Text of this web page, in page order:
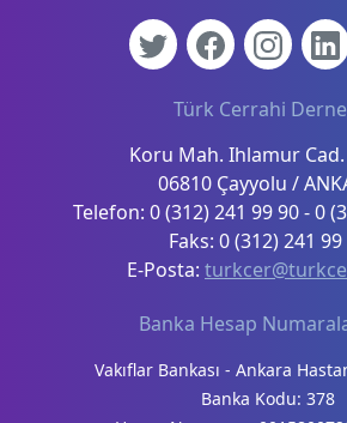
Türk Cerrahi
Koru Mah. Ihlamur
06810 Çayyolu /
Telefon: 0 (312) 241 99 90 - 0
Faks: 0 (312) 241 99
E-Posta:
Banka Hesap
Vakıflar Bankası - Ankara
Banka Kodu: 378